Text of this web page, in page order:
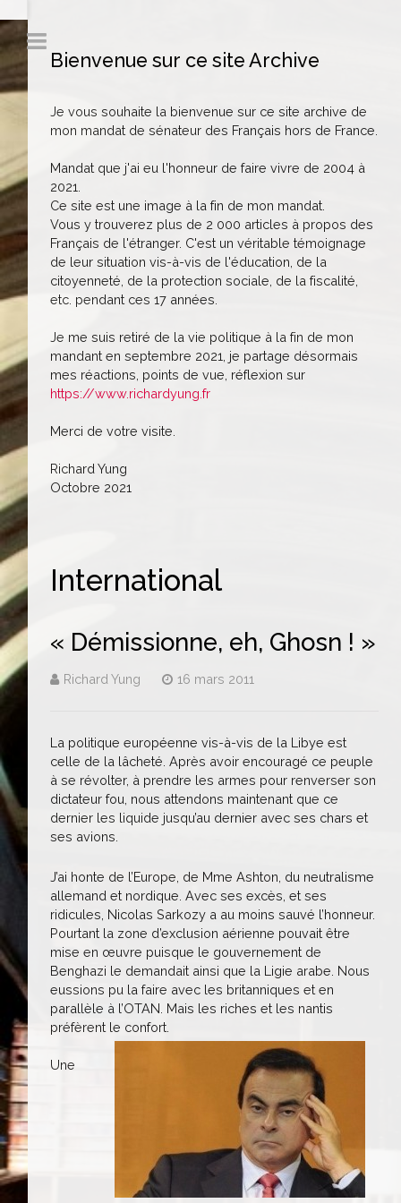
Bienvenue sur ce site Archive
Je vous souhaite la bienvenue sur ce site archive de
mon mandat de sénateur des Français hors de France.
Mandat que j'ai eu l'honneur de faire vivre de 2004 à
2021.
Ce site est une image à la fin de mon mandat.
Vous y trouverez plus de 2 000 articles à propos des
Français de l'étranger. C'est un véritable témoignage
de leur situation vis-à-vis de l'éducation, de la
citoyenneté, de la protection sociale, de la fiscalité,
etc. pendant ces 17 années.
Je me suis retiré de la vie politique à la fin de mon
mandant en septembre 2021, je partage désormais
mes réactions, points de vue, réflexion sur
https://www.richardyung.fr
Merci de votre visite.
Richard Yung
Octobre 2021
International
« Démissionne, eh, Ghosn ! »
Richard Yung 16 mars 2011
La politique européenne vis-à-vis de la Libye est
celle de la lâcheté. Après avoir encouragé ce peuple
à se révolter, à prendre les armes pour renverser son
dictateur fou, nous attendons maintenant que ce
dernier les liquide jusqu’au dernier avec ses chars et
ses avions.
J’ai honte de l’Europe, de Mme Ashton, du neutralisme
allemand et nordique. Avec ses excès, et ses
ridicules, Nicolas Sarkozy a au moins sauvé l’honneur.
Pourtant la zone d’exclusion aérienne pouvait être
mise en œuvre puisque le gouvernement de
Benghazi le demandait ainsi que la Ligie arabe. Nous
eussions pu la faire avec les britanniques et en
parallèle à l’OTAN. Mais les riches et les nantis
préfèrent le confort.
Une